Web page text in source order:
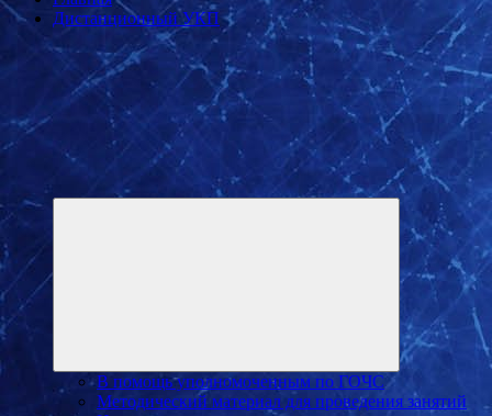
Дистанционный УКП
Развернуть
дочернее
меню
В помощь уполномоченным по ГОЧС
Методический материал для проведения занятий